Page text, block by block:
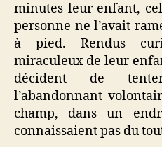
minutes leur enfant,
personne ne l’avait
à pied. Rendus
miraculeux de leur
décident de
l’abandonnant
champ, dans un
connaissaient pas du